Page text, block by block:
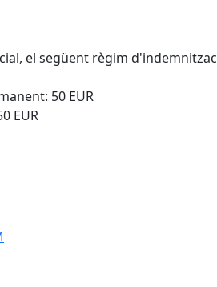
el següent règim
50 EUR
EUR